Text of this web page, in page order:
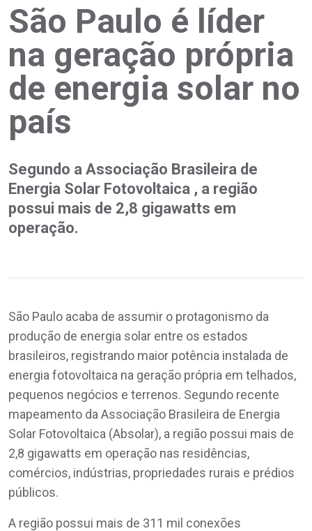
São Paulo é líder
na geração própria
de energia solar no
país
Segundo a Associação Brasileira de
Energia Solar Fotovoltaica , a região
possui mais de 2,8 gigawatts em
operação.
São Paulo acaba de assumir o protagonismo da
produção de energia solar entre os estados
brasileiros, registrando maior potência instalada de
energia fotovoltaica na geração própria em telhados,
pequenos negócios e terrenos. Segundo recente
mapeamento da Associação Brasileira de Energia
Solar Fotovoltaica (Absolar), a região possui mais de
2,8 gigawatts em operação nas residências,
comércios, indústrias, propriedades rurais e prédios
públicos.
A região possui mais de 311 mil conexões